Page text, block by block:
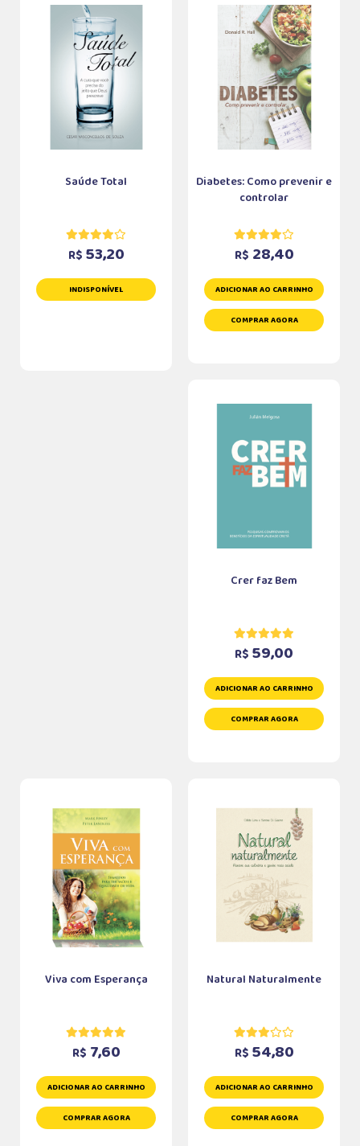
Saúde Total
R$ 53,20
INDISPONÍVEL
Diabetes: Como prevenir e
controlar
R$ 28,40
ADICIONAR AO CARRINHO
COMPRAR AGORA
Crer faz Bem
R$ 59,00
ADICIONAR AO CARRINHO
COMPRAR AGORA
Viva com Esperança
R$ 7,60
ADICIONAR AO CARRINHO
COMPRAR AGORA
Natural Naturalmente
R$ 54,80
ADICIONAR AO CARRINHO
COMPRAR AGORA